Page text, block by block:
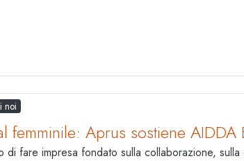
noi
femminile: Aprus sostiene AIDDA
di fare impresa fondato sulla collaborazione,